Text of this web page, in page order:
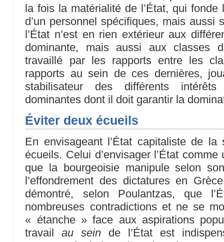
la fois la matérialité de l’État, qui fonde
d’un personnel spécifiques, mais aussi
l’État n’est en rien extérieur aux
dominante, mais aussi aux classes
travaillé par les rapports entre les
rapports au sein de ces dernières,
stabilisateur des différents
dominantes dont il doit garantir la
Éviter deux écueils
En envisageant l’État capitaliste de
écueils. Celui d’envisager l’État
que la bourgeoisie manipule selon
l’effondrement des dictatures en
démontré, selon Poulantzas, que
nombreuses contradictions et ne se
« étanche » face aux aspirations
travailau sein de l’État est